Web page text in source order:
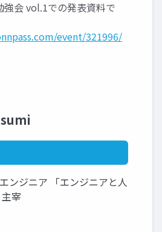
強会 vol.1での発表資料で
event/321996/
ンジニア 「エンジニアと人
宰